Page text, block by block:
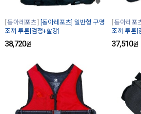
동아레포츠
[동아레포츠] 일반형 구명
조끼 투톤[검정+빨강]
38,720원
동아레포
조끼 투톤[
37,510원